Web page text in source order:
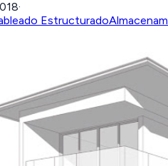
·
Estructurado